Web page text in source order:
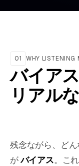
01 WHY LISTENING
バイア
リアル
残念ながら、ど
がバイアス。こ